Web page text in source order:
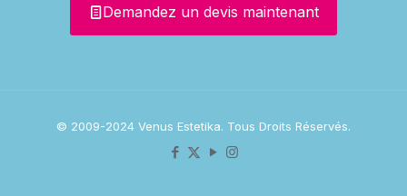
Demandez un devis maintenant
© 2009-2024 Venus Estetika. Tous Droits Réservés.